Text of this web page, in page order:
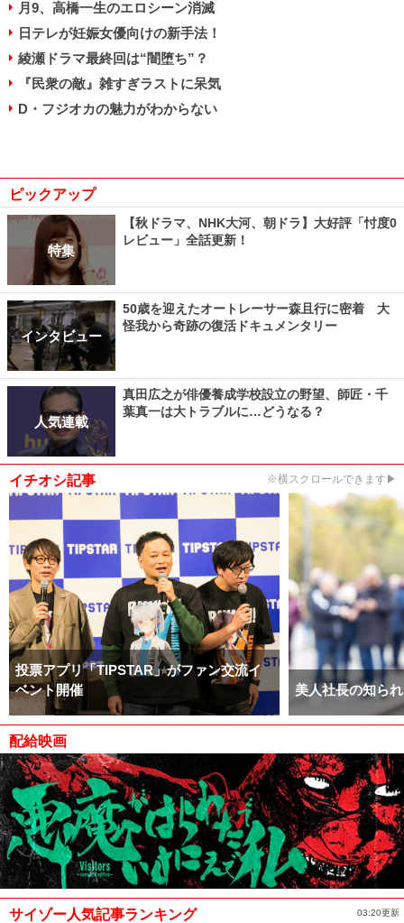
月9、高橋一生のエロシーン消滅
日テレが妊娠女優向けの新手法！
綾瀬ドラマ最終回は“闇堕ち”？
『民衆の敵』雑すぎラストに呆気
D・フジオカの魅力がわからない
ピックアップ
特集
【秋ドラマ、NHK大河、朝ドラ】大好評「忖度0
レビュー」全話更新！
インタビュー
50歳を迎えたオートレーサー森且行に密着 大
怪我から奇跡の復活ドキュメンタリー
人気連載
真田広之が俳優養成学校設立の野望、師匠・千
葉真一は大トラブルに…どうなる？
イチオシ記事 ※横スクロールできます▶
投票アプリ「TIPSTAR」がファン交流イ
ベント開催
美人社長の知ら
配給映画
サイゾー人気記事ランキング 03:20更新